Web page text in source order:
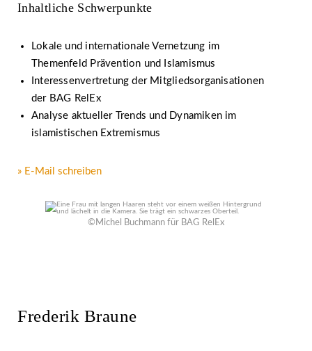
Inhaltliche Schwerpunkte
Lokale und internationale Vernetzung im
Themenfeld Prävention und Islamismus
Interessenvertretung der Mitgliedsorganisationen
der BAG RelEx
Analyse aktueller Trends und Dynamiken im
islamistischen Extremismus
» E-Mail schreiben
©Michel Buchmann für BAG RelEx
Frederik Braune